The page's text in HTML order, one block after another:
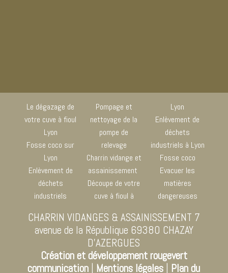
Le dégazage de
votre cuve à fioul
Lyon
Fosse coco sur
Lyon
Enlèvement de
déchets
industriels
Pompage et
nettoyage de la
pompe de
relevage
Charrin vidange et
assainissement
Découpe de votre
cuve à fioul à
Lyon
Enlèvement de
déchets
industriels à Lyon
Fosse coco
Evacuer les
matières
dangereuses
CHARRIN VIDANGES & ASSAINISSEMENT 7
avenue de la République 69380 CHAZAY
D'AZERGUES
Création et développement rougevert
communication Mentions légales Plan du